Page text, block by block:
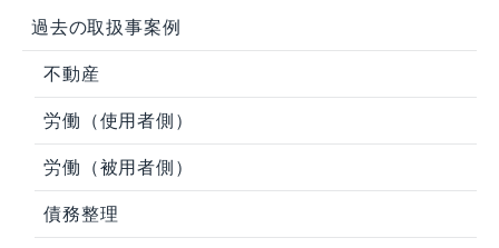
過去の取扱事案例
不動産
労働（使用者側）
労働（被用者側）
債務整理